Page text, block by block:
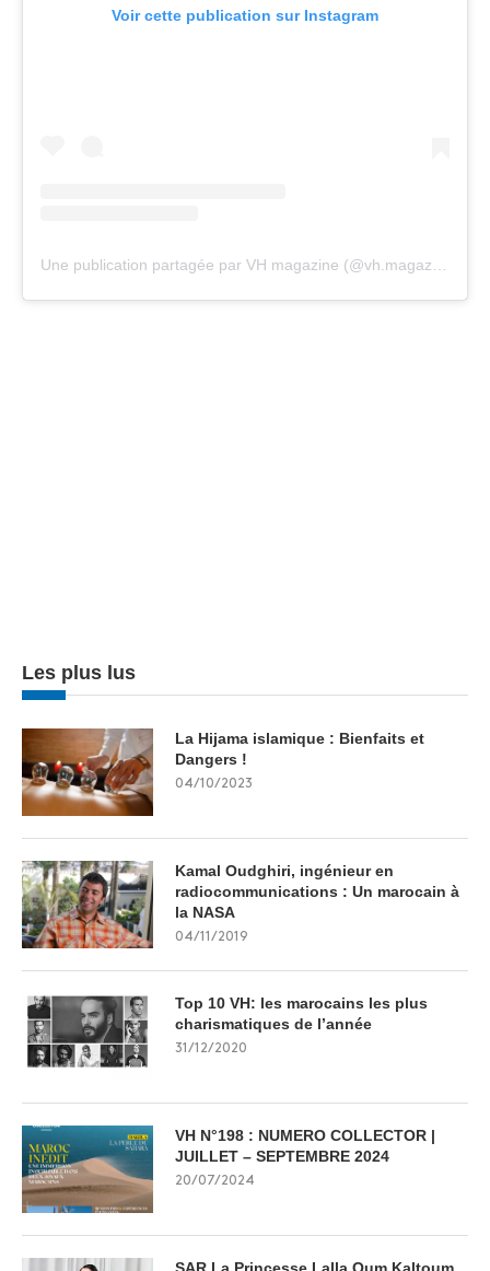
Voir cette publication sur Instagram
Une publication partagée par VH magazine (@vh.magazine)
Les plus lus
La Hijama islamique : Bienfaits et
Dangers !
04/10/2023
Kamal Oudghiri, ingénieur en
radiocommunications : Un marocain à
la NASA
04/11/2019
Top 10 VH: les marocains les plus
charismatiques de l’année
31/12/2020
VH N°198 : NUMERO COLLECTOR |
JUILLET – SEPTEMBRE 2024
20/07/2024